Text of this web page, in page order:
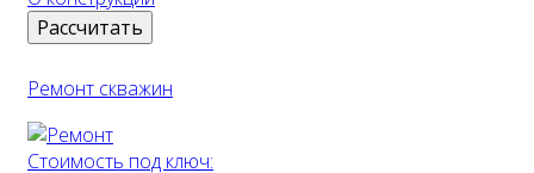
Рассчитать
Ремонт скважин
Стоимость под ключ: